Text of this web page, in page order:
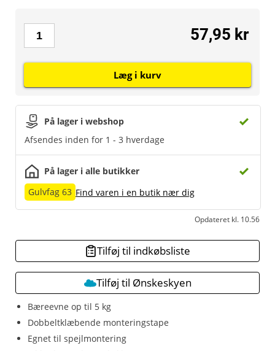
Bæreevne op til 5 kg
Dobbeltklæbende monteringstape
Egnet til spejlmontering
På lager i webshop
Afsendes inden for 1 - 3 hverdage
På lager i alle butikker
Gulvfag 63 Find varen i en butik nær dig
Opdateret kl. 10.56
57,95 kr
Læg i kurv
Tilføj til indkøbsliste
Tilføj til Ønskeskyen